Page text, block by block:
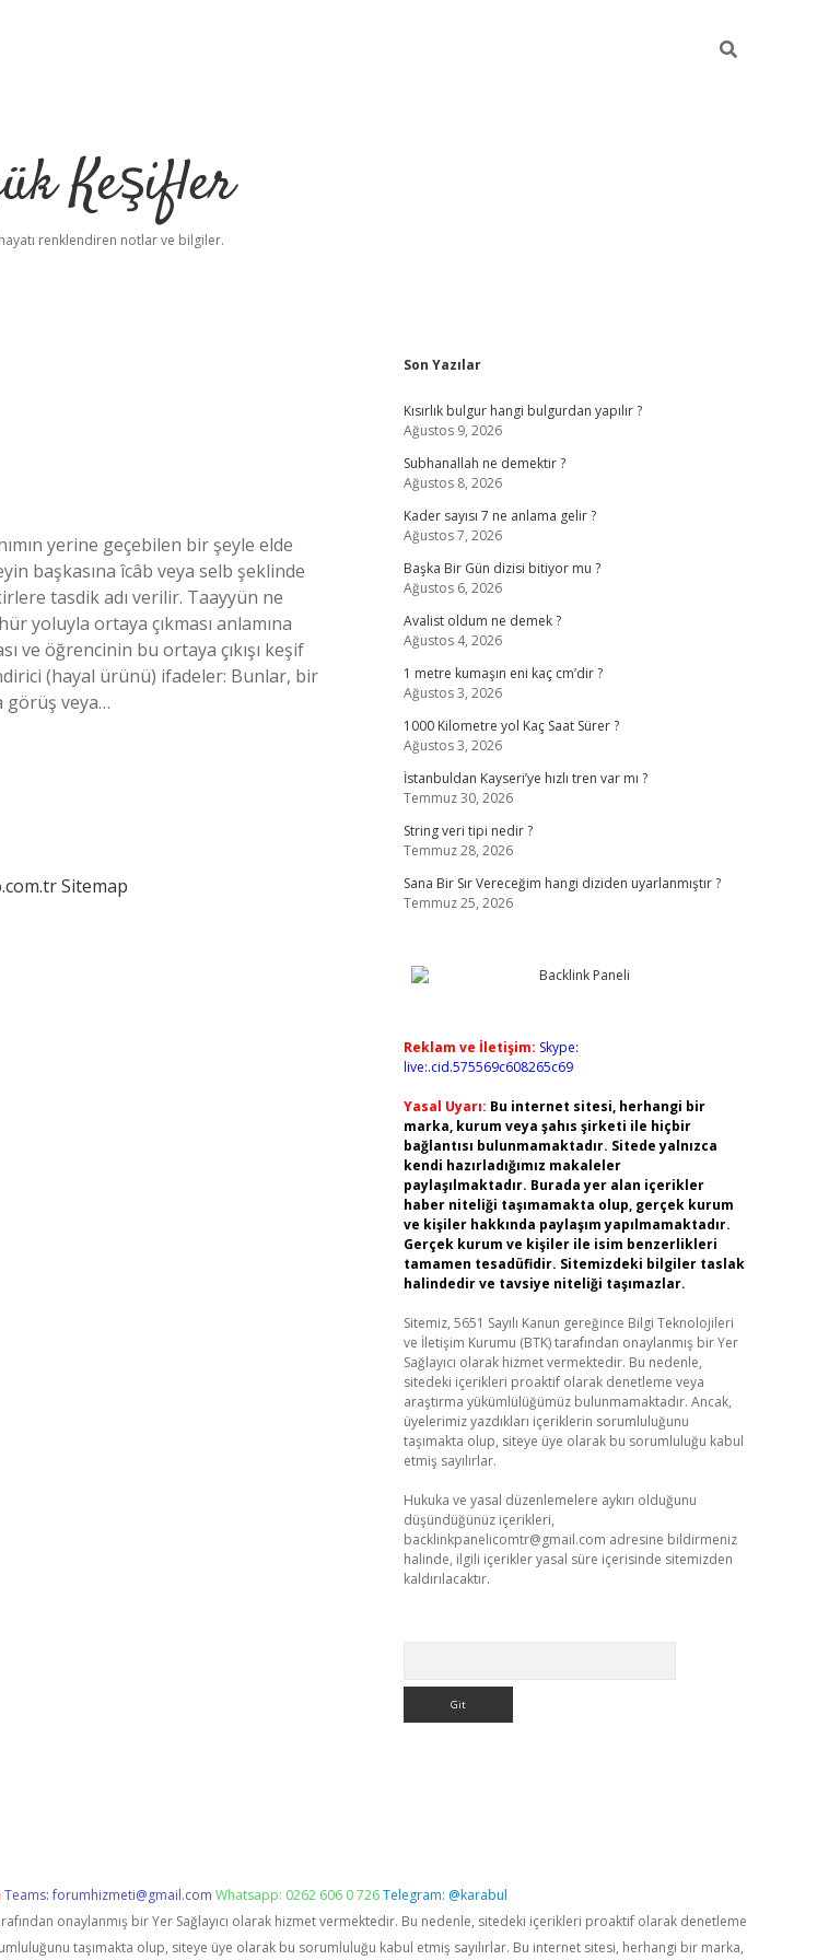
Keşifler
renklendiren notlar ve bilgiler.
yerine geçebilen bir şeyle elde
başkasına îcâb veya selb şeklinde
tasdik adı verilir. Taayyün ne
yoluyla ortaya çıkması anlamına
ve öğrencinin bu ortaya çıkışı keşif
(hayal ürünü) ifadeler: Bunlar, bir
görüş veya…
Sitemap
Sidebar
Son Yazılar
Kısırlık bulgur hangi bulgurdan yapılır ?
Ağustos 9, 2026
Subhanallah ne demektir ?
Ağustos 8, 2026
Kader sayısı 7 ne anlama gelir ?
Ağustos 7, 2026
Başka Bir Gün dizisi bitiyor mu ?
Ağustos 6, 2026
Avalist oldum ne demek ?
Ağustos 4, 2026
1 metre kumaşın eni kaç cm’dir ?
Ağustos 3, 2026
1000 Kilometre yol Kaç Saat Sürer ?
Ağustos 3, 2026
İstanbuldan Kayseri’ye hızlı tren var mı ?
Temmuz 30, 2026
String veri tipi nedir ?
Temmuz 28, 2026
Sana Bir Sır Vereceğim hangi diziden uyarlanmıştır ?
Temmuz 25, 2026
Reklam ve İletişim: Skype:
live:.cid.575569c608265c69
Yasal Uyarı: Bu internet sitesi, herhangi bir
marka, kurum veya şahıs şirketi ile hiçbir
bağlantısı bulunmamaktadır. Sitede yalnızca
kendi hazırladığımız makaleler
paylaşılmaktadır. Burada yer alan içerikler
haber niteliği taşımamakta olup, gerçek kurum
ve kişiler hakkında paylaşım yapılmamaktadır.
Gerçek kurum ve kişiler ile isim benzerlikleri
tamamen tesadüfidir. Sitemizdeki bilgiler taslak
halindedir ve tavsiye niteliği taşımazlar.
Sitemiz, 5651 Sayılı Kanun gereğince Bilgi Teknolojileri
ve İletişim Kurumu (BTK) tarafından onaylanmış bir Yer
Sağlayıcı olarak hizmet vermektedir. Bu nedenle,
sitedeki içerikleri proaktif olarak denetleme veya
araştırma yükümlülüğümüz bulunmamaktadır. Ancak,
üyelerimiz yazdıkları içeriklerin sorumluluğunu
taşımakta olup, siteye üye olarak bu sorumluluğu kabul
etmiş sayılırlar.
Hukuka ve yasal düzenlemelere aykırı olduğunu
düşündüğünüz içerikleri,
backlinkpanelicomtr@gmail.com adresine bildirmeniz
halinde, ilgili içerikler yasal süre içerisinde sitemizden
kaldırılacaktır.
Teams:forumhizmeti@gmail.com Whatsapp: 0262 606 0 726Telegram: @karabul
onaylanmış bir Yer Sağlayıcı olarak hizmet vermektedir. Bu nedenle, sitedeki içerikleri proaktif olarak denetleme
taşımakta olup, siteye üye olarak bu sorumluluğu kabul etmiş sayılırlar. Bu internet sitesi, herhangi bir marka,